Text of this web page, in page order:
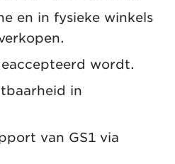
en in fysieke winkels
wordt.
in
van GS1 via